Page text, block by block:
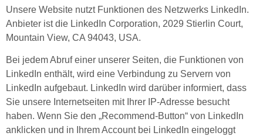
Unsere Website nutzt Funktionen des Netzwerks LinkedIn.
Anbieter ist die LinkedIn Corporation, 2029 Stierlin Court,
Mountain View, CA 94043, USA.
Bei jedem Abruf einer unserer Seiten, die Funktionen von
LinkedIn enthält, wird eine Verbindung zu Servern von
LinkedIn aufgebaut. LinkedIn wird darüber informiert, dass
Sie unsere Internetseiten mit Ihrer IP-Adresse besucht
haben. Wenn Sie den „Recommend-Button“ von LinkedIn
anklicken und in Ihrem Account bei LinkedIn eingeloggt